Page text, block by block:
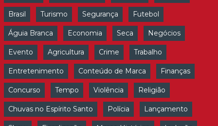
Brasil Turismo Segurança Futebol
Águia Branca Economia Seca Negócios
Evento Agricultura Crime Trabalho
Entretenimento Conteúdo de Marca Finanças
Concurso Tempo Violência Religião
Chuvas no Espírito Santo Polícia Lançamento